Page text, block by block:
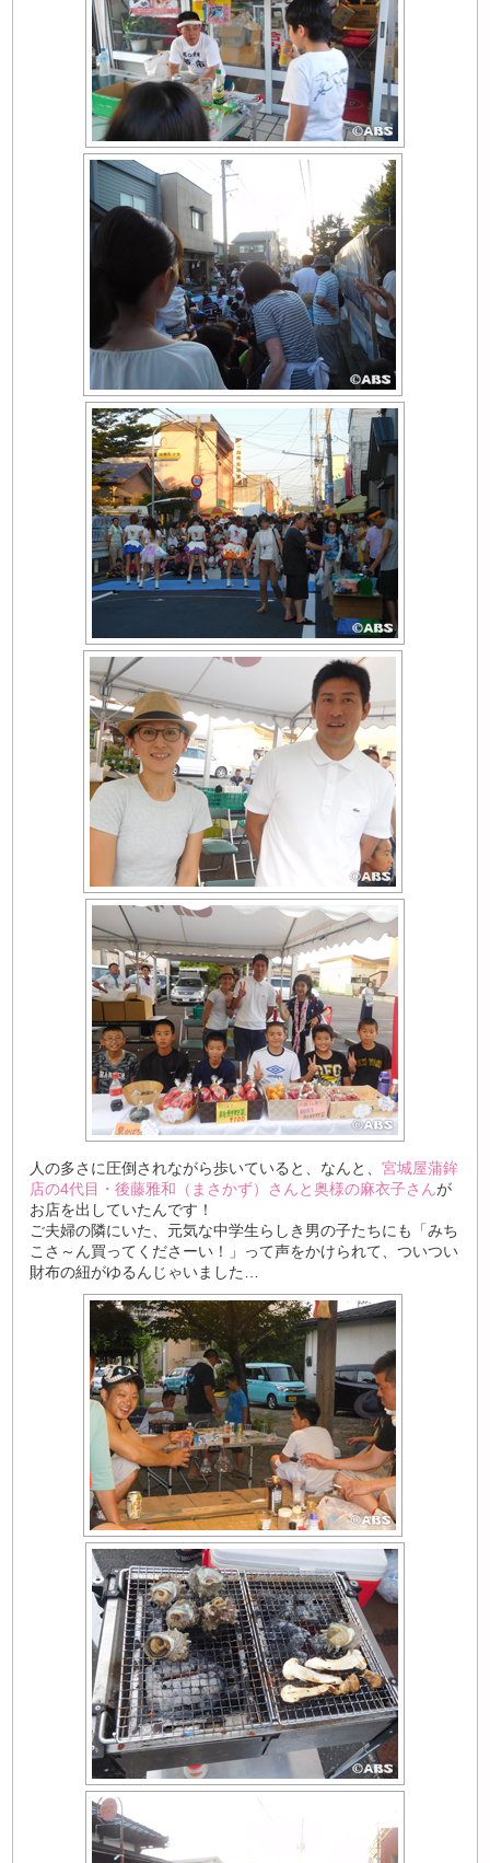
人の多さに圧倒されながら歩いていると、なんと、宮城屋蒲鉾
店の4代目・後藤雅和（まさかず）さんと奥様の麻衣子さんが
お店を出していたんです！
ご夫婦の隣にいた、元気な中学生らしき男の子たちにも「みち
こさ～ん買ってくださーい！」って声をかけられて、ついつい
財布の紐がゆるんじゃいました…